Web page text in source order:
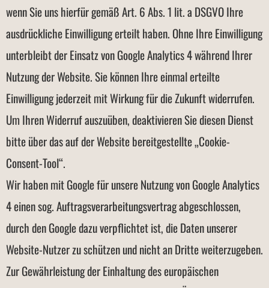
wenn Sie uns hierfür gemäß Art. 6 Abs. 1 lit. a DSGVO Ihre
ausdrückliche Einwilligung erteilt haben. Ohne Ihre Einwilligung
unterbleibt der Einsatz von Google Analytics 4 während Ihrer
Nutzung der Website. Sie können Ihre einmal erteilte
Einwilligung jederzeit mit Wirkung für die Zukunft widerrufen.
Um Ihren Widerruf auszuüben, deaktivieren Sie diesen Dienst
bitte über das auf der Website bereitgestellte „Cookie-
Consent-Tool“.
Wir haben mit Google für unsere Nutzung von Google Analytics
4 einen sog. Auftragsverarbeitungsvertrag abgeschlossen,
durch den Google dazu verpflichtet ist, die Daten unserer
Website-Nutzer zu schützen und nicht an Dritte weiterzugeben.
Zur Gewährleistung der Einhaltung des europäischen